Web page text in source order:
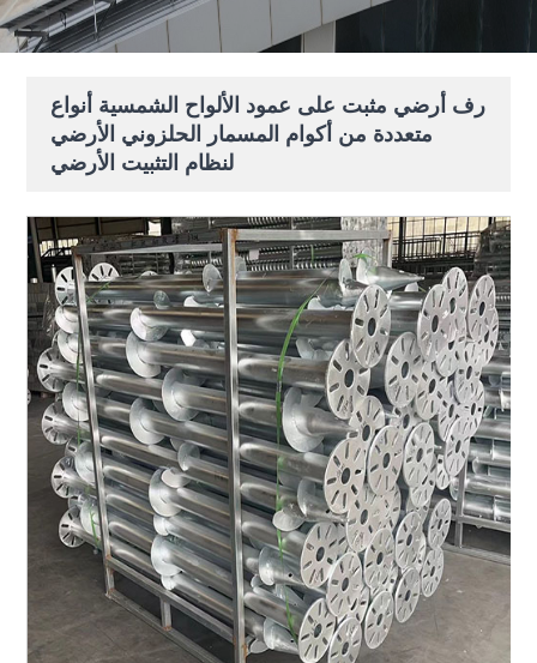
رف أرضي مثبت على عمود الألواح الشمسية أنواع
متعددة من أكوام المسمار الحلزوني الأرضي
لنظام التثبيت الأرضي